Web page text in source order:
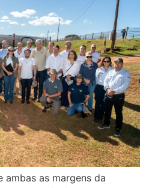
ambas as margens da